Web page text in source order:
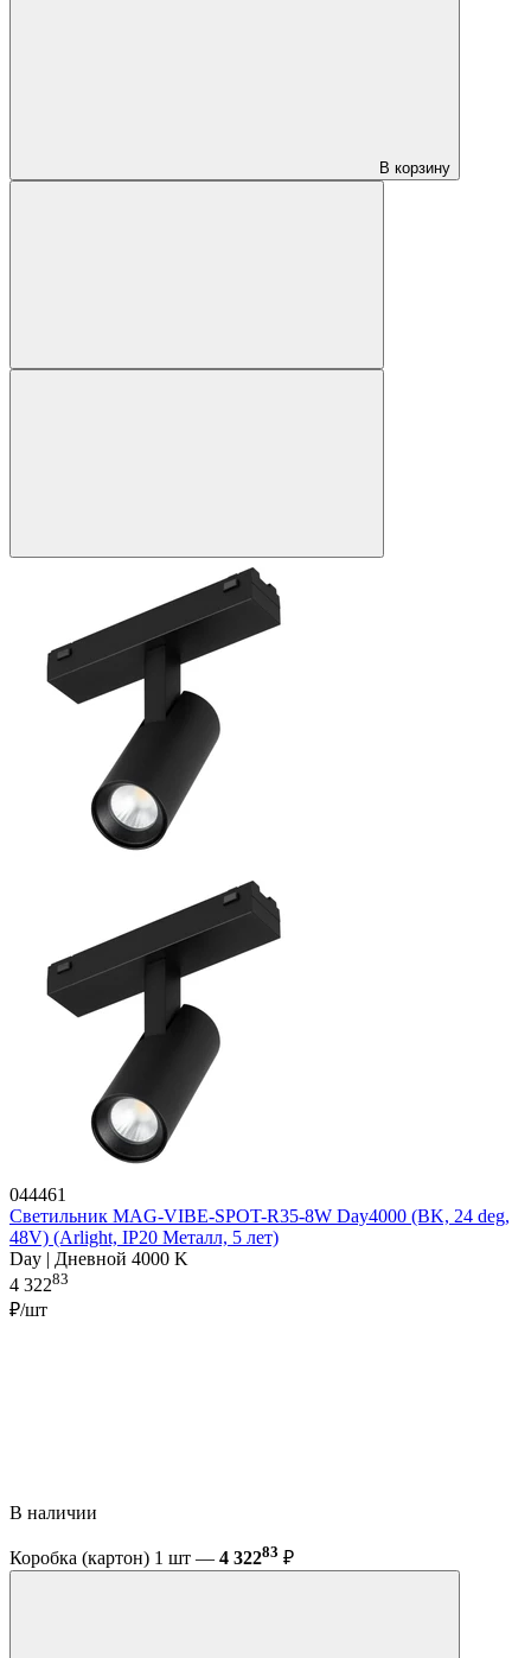
В корзину
044461
Светильник MAG-VIBE-SPOT-R35-8W Day4000 (BK, 24 deg,
48V) (Arlight, IP20 Металл, 5 лет)
Day | Дневной 4000 K
4 32283
₽/шт
В наличии
Коробка (картон) 1 шт — 4 32283 ₽